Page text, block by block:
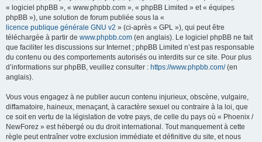
« logiciel phpBB », « www.phpbb.com », « phpBB Limited » et « équipes
phpBB »), une solution de forum publiée sous la «
licence publique générale GNU v2 » (ci-après « GPL »), qui peut être
téléchargée à partir de www.phpbb.com (en anglais). Le logiciel phpBB ne fait
que faciliter les discussions sur Internet ; phpBB Limited n’est pas responsable
du contenu ou des comportements autorisés ou interdits sur ce site. Pour plus
d’informations sur phpBB, veuillez consulter : https://www.phpbb.com/(en
anglais).
Vous vous engagez à ne publier aucun contenu injurieux, obscène, vulgaire,
diffamatoire, haineux, menaçant, à caractère sexuel ou contraire à la loi, que
ce soit en vertu de la législation de votre pays, de celle du pays où « Phoenix /
NewForez » est hébergé ou du droit international. Tout manquement à cette
règle peut entraîner votre exclusion immédiate et définitive du site, et nous